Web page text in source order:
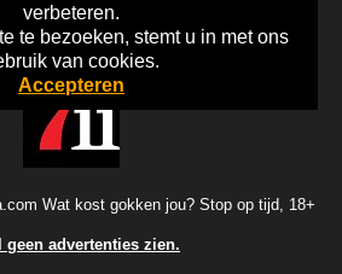
verbeteren.
te bezoeken, stemt u in met ons
van cookies.
Accepteren
Disclaimer Gok Info
Wat kost gokken jou? Stop op tijd, 18+
geen advertenties zien.